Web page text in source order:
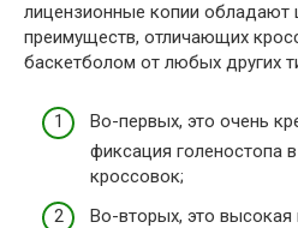
лицензионные копии
преимуществ, отличающих
баскетболом от любых других
Во-первых, это очень
фиксация голеностопа
кроссовок;
Во-вторых, это высокая